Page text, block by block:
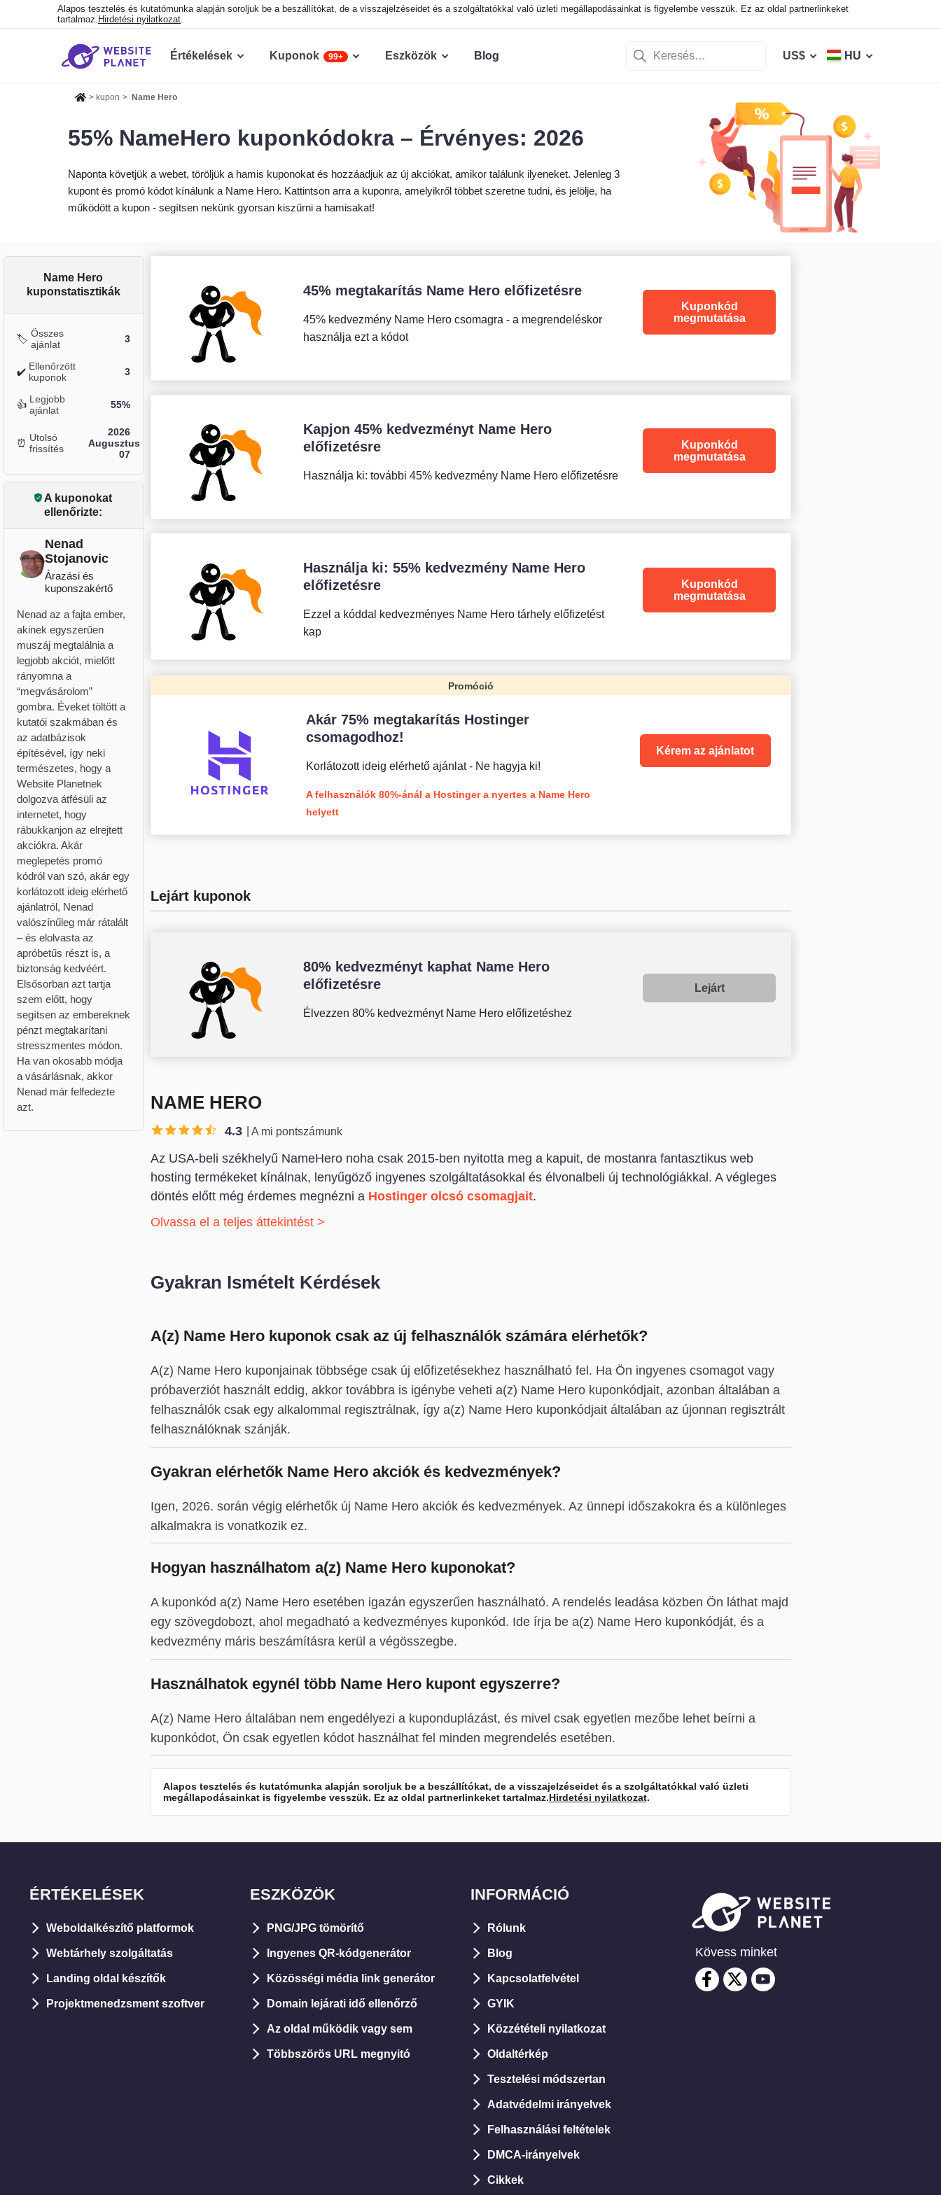
Alapos tesztelés és kutatómunka alapján soroljuk be a beszállítókat, de a visszajelzéseidet és a szolgáltatókkal való üzleti megállapodásainkat is figyelembe vesszük. Ez az oldal partnerlinkeket
tartalmaz. Hirdetési nyilatkozat.
Értékelések Kuponok 99+ Eszközök Blog US$ HU
> kupon > Name Hero
55% NameHero kuponkódokra – Érvényes: 2026
Naponta követjük a webet, töröljük a hamis kuponokat és hozzáadjuk az új akciókat, amikor találunk ilyeneket. Jelenleg 3
kupont és promó kódot kínálunk a Name Hero. Kattintson arra a kuponra, amelyikről többet szeretne tudni, és jelölje, ha
működött a kupon - segítsen nekünk gyorsan kiszűrni a hamisakat!
Name Hero
kuponstatisztikák
🏷️ Összes
ajánlat
3
✔️ Ellenőrzött
kuponok
3
👍 Legjobb
ajánlat
55%
⏰ Utolsó
frissítés
2026
Augusztus
07
A kuponokat
ellenőrizte:
Nenad
Stojanovic
Árazási és
kuponszakértő
Nenad az a fajta ember,
akinek egyszerűen
muszáj megtalálnia a
legjobb akciót, mielőtt
rányomna a
“megvásárolom”
gombra. Éveket töltött a
kutatói szakmában és
az adatbázisok
építésével, így neki
természetes, hogy a
Website Planetnek
dolgozva átfésüli az
internetet, hogy
rábukkanjon az elrejtett
akciókra. Akár
meglepetés promó
kódról van szó, akár egy
korlátozott ideig elérhető
ajánlatról, Nenad
valószínűleg már rátalált
– és elolvasta az
apróbetűs részt is, a
biztonság kedvéért.
Elsősorban azt tartja
szem előtt, hogy
segítsen az embereknek
pénzt megtakarítani
stresszmentes módon.
Ha van okosabb módja
a vásárlásnak, akkor
Nenad már felfedezte
azt.
45% megtakarítás Name Hero előfizetésre
45% kedvezmény Name Hero csomagra - a megrendeléskor
használja ezt a kódot
Kuponkód
megmutatása
Kapjon 45% kedvezményt Name Hero
előfizetésre
Használja ki: további 45% kedvezmény Name Hero előfizetésre
Kuponkód
megmutatása
Használja ki: 55% kedvezmény Name Hero
előfizetésre
Ezzel a kóddal kedvezményes Name Hero tárhely előfizetést
kap
Kuponkód
megmutatása
Promóció
Akár 75% megtakarítás Hostinger
csomagodhoz!
Korlátozott ideig elérhető ajánlat - Ne hagyja ki!
A felhasználók 80%-ánál a Hostinger a nyertes a Name Hero
helyett
Kérem az ajánlatot
Lejárt kuponok
80% kedvezményt kaphat Name Hero
előfizetésre
Élvezzen 80% kedvezményt Name Hero előfizetéshez
Lejárt
NAME HERO
4.3 A mi pontszámunk
Az USA-beli székhelyű NameHero noha csak 2015-ben nyitotta meg a kapuit, de mostanra fantasztikus web
hosting termékeket kínálnak, lenyűgöző ingyenes szolgáltatásokkal és élvonalbeli új technológiákkal. A végleges
döntés előtt még érdemes megnézni a Hostinger olcsó csomagjait.
Olvassa el a teljes áttekintést >
Gyakran Ismételt Kérdések
A(z) Name Hero kuponok csak az új felhasználók számára elérhetők?
A(z) Name Hero kuponjainak többsége csak új előfizetésekhez használható fel. Ha Ön ingyenes csomagot vagy
próbaverziót használt eddig, akkor továbbra is igénybe veheti a(z) Name Hero kuponkódjait, azonban általában a
felhasználók csak egy alkalommal regisztrálnak, így a(z) Name Hero kuponkódjait általában az újonnan regisztrált
felhasználóknak szánják.
Gyakran elérhetők Name Hero akciók és kedvezmények?
Igen, 2026. során végig elérhetők új Name Hero akciók és kedvezmények. Az ünnepi időszakokra és a különleges
alkalmakra is vonatkozik ez.
Hogyan használhatom a(z) Name Hero kuponokat?
A kuponkód a(z) Name Hero esetében igazán egyszerűen használható. A rendelés leadása közben Ön láthat majd
egy szövegdobozt, ahol megadható a kedvezményes kuponkód. Ide írja be a(z) Name Hero kuponkódját, és a
kedvezmény máris beszámításra kerül a végösszegbe.
Használhatok egynél több Name Hero kupont egyszerre?
A(z) Name Hero általában nem engedélyezi a kuponduplázást, és mivel csak egyetlen mezőbe lehet beírni a
kuponkódot, Ön csak egyetlen kódot használhat fel minden megrendelés esetében.
Alapos tesztelés és kutatómunka alapján soroljuk be a beszállítókat, de a visszajelzéseidet és a szolgáltatókkal való üzleti
megállapodásainkat is figyelembe vesszük. Ez az oldal partnerlinkeket tartalmaz.Hirdetési nyilatkozat.
ÉRTÉKELÉSEK
Weboldalkészítő platformok
Webtárhely szolgáltatás
Landing oldal készítők
Projektmenedzsment szoftver
ESZKÖZÖK
PNG/JPG tömörítő
Ingyenes QR-kódgenerátor
Közösségi média link generátor
Domain lejárati idő ellenőrző
Az oldal működik vagy sem
Többszörös URL megnyitó
INFORMÁCIÓ
Rólunk
Blog
Kapcsolatfelvétel
GYIK
Közzétételi nyilatkozat
Oldaltérkép
Tesztelési módszertan
Adatvédelmi irányelvek
Felhasználási feltételek
DMCA-irányelvek
Cikkek
Kövess minket